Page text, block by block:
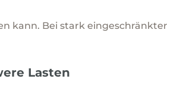
kann. Bei stark eingeschränkter
Lasten